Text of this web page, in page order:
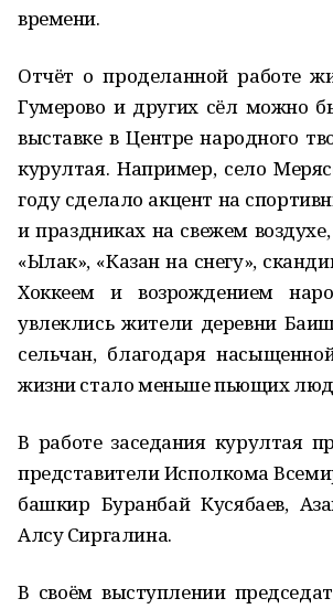
времени.
Отчёт о проделанной работе
Гумерово и других сёл можно
выставке в Центре народного
курултая. Например, село
году сделало акцент на
и праздниках на свежем
«Ылак», «Казан на снегу»,
Хоккеем и возрождением
увлеклись жители деревни
сельчан, благодаря
жизни стало меньше пьющих
В работе заседания курултая
представители Исполкома
башкир Буранбай Кусябаев,
Алсу Сиргалина.
В своём выступлении